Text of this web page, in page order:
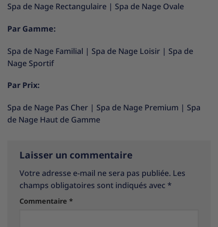
Spa de Nage Rectangulaire | Spa de Nage Ovale
Par Gamme:
Spa de Nage Familial | Spa de Nage Loisir | Spa de
Nage Sportif
Par Prix:
Spa de Nage Pas Cher | Spa de Nage Premium | Spa
de Nage Haut de Gamme
Laisser un commentaire
Votre adresse e-mail ne sera pas publiée. Les
champs obligatoires sont indiqués avec *
Commentaire *